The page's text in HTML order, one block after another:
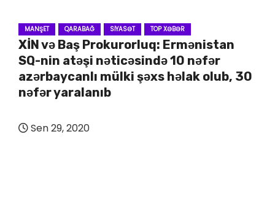
MANŞET QARABAĞ SIYASƏT TOP XƏBƏR
XİN və Baş Prokurorluq: Ermənistan
SQ-nin atəşi nəticəsində 10 nəfər
azərbaycanlı mülki şəxs həlak olub, 30
nəfər yaralanıb
Sen 29, 2020